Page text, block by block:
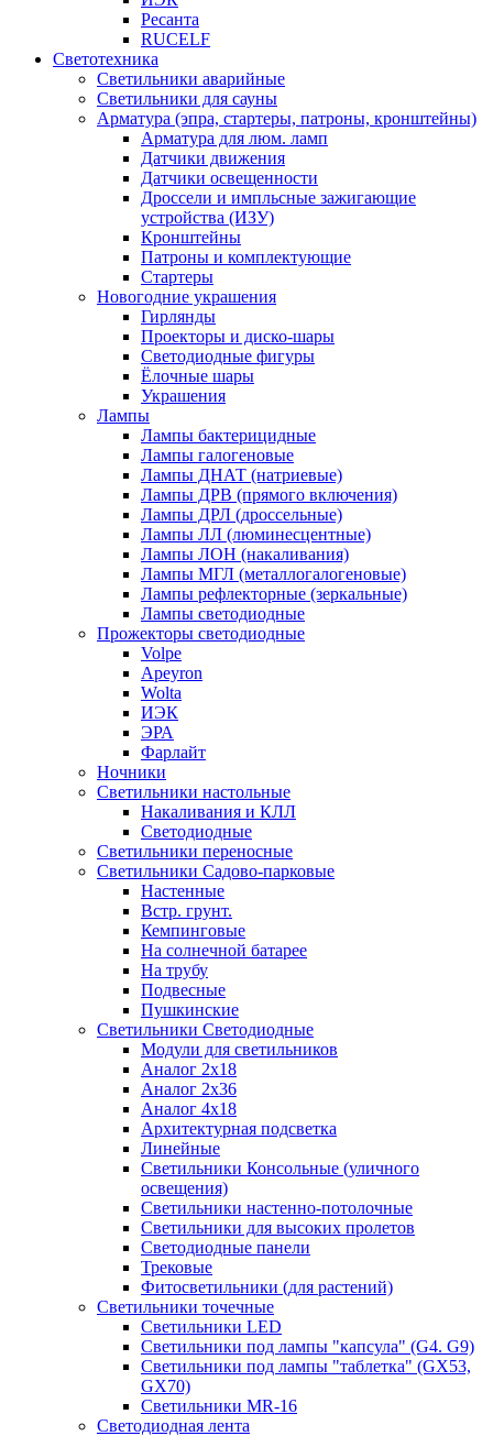
Ресанта
RUCELF
Светотехника
Светильники аварийные
Светильники для сауны
Арматура (эпра, стартеры, патроны, кронштейны)
Арматура для люм. ламп
Датчики движения
Датчики освещенности
Дроссели и импльсные зажигающие
устройства (ИЗУ)
Кронштейны
Патроны и комплектующие
Стартеры
Новогодние украшения
Гирлянды
Проекторы и диско-шары
Светодиодные фигуры
Ёлочные шары
Украшения
Лампы
Лампы бактерицидные
Лампы галогеновые
Лампы ДНАТ (натриевые)
Лампы ДРВ (прямого включения)
Лампы ДРЛ (дроссельные)
Лампы ЛЛ (люминесцентные)
Лампы ЛОН (накаливания)
Лампы МГЛ (металлогалогеновые)
Лампы рефлекторные (зеркальные)
Лампы светодиодные
Прожекторы светодиодные
Volpe
Apeyron
Wolta
ИЭК
ЭРА
Фарлайт
Ночники
Светильники настольные
Накаливания и КЛЛ
Светодиодные
Светильники переносные
Светильники Садово-парковые
Настенные
Встр. грунт.
Кемпинговые
На солнечной батарее
На трубу
Подвесные
Пушкинские
Светильники Светодиодные
Модули для светильников
Аналог 2х18
Аналог 2х36
Аналог 4х18
Архитектурная подсветка
Линейные
Светильники Консольные (уличного
освещения)
Светильники настенно-потолочные
Светильники для высоких пролетов
Светодиодные панели
Трековые
Фитосветильники (для растений)
Светильники точечные
Светильники LED
Светильники под лампы "капсула" (G4. G9)
Светильники под лампы "таблетка" (GX53,
GX70)
Светильники MR-16
Светодиодная лента